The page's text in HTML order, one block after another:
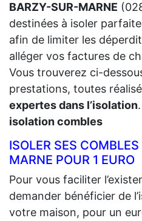
BARZY-SUR-MARNE
destinées à isoler
afin de limiter les
alléger vos factures de
Vous trouverez ci-
prestations, toutes
expertes dans l’isolation.
isolation combles
ISOLER SES
MARNE POUR 1 EURO
Pour vous faciliter
demander bénéficier de
votre maison, pour un